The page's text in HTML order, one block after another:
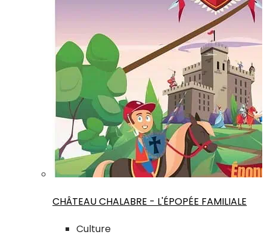
CHÂTEAU CHALABRE - L'ÉPOPÉE FAMILIALE
Culture